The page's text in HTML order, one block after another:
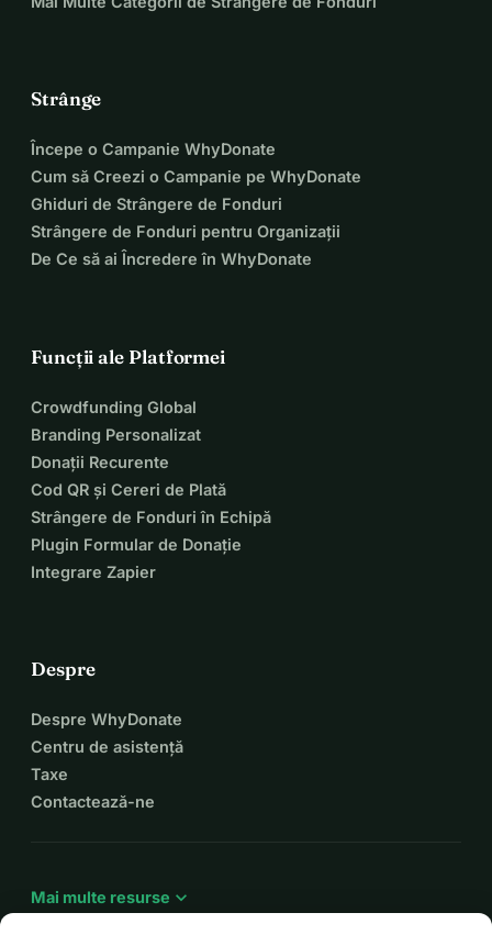
Strânge
Începe o Campanie WhyDonate
Cum să Creezi o Campanie pe WhyDonate
Ghiduri de Strângere de Fonduri
Strângere de Fonduri pentru Organizații
De Ce să ai Încredere în WhyDonate
Funcții ale Platformei
Crowdfunding Global
Branding Personalizat
Donații Recurente
Cod QR și Cereri de Plată
Strângere de Fonduri în Echipă
Plugin Formular de Donație
Integrare Zapier
Despre
Despre WhyDonate
Centru de asistență
Taxe
Contactează-ne
Mai multe resurse expand_more